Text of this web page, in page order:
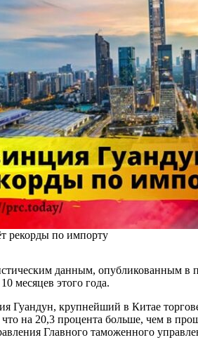
рекорды по импорту
данным, опубликованным в
месяцев этого года.
Гуандун, крупнейший в Китае
на 20,3 процента больше, чем в
Главного таможенного